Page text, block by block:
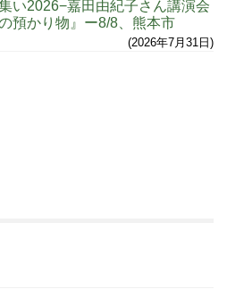
い2026−嘉田由紀子さん講演会
預かり物』ー8/8、熊本市
2026年7月31日